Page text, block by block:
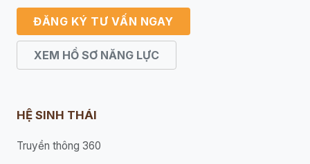
ĐĂNG KÝ TƯ VẤN NGAY
XEM HỒ SƠ NĂNG LỰC
HỆ SINH THÁI
Truyền thông 360